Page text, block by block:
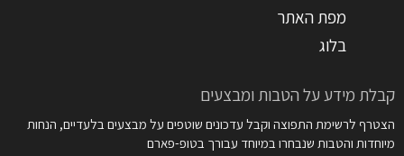
מפת האתר
בלוג
קבלת מידע על הטבות ומבצעים
הצטרף לרשימת התפוצה וקבל עדכונים שוטפים על מבצעים בלעדיים, הנחות
מיוחדות והטבות שנבחרו במיוחד עבורך בטופ-פארם